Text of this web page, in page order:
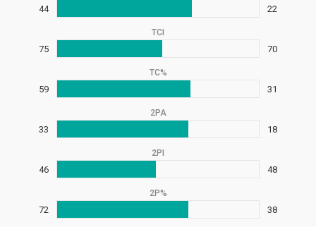
44 22
TCI
75 70
TC%
59 31
2PA
33 18
2PI
46 48
2P%
72 38